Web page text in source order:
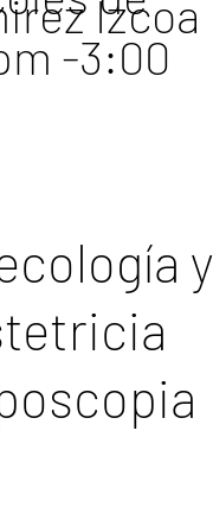
-3:00
Izcoa
y